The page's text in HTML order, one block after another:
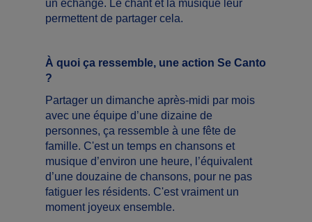
un échange. Le chant et la musique leur
permettent de partager cela.
À quoi ça ressemble, une action Se Canto
?
Partager un dimanche après-midi par mois
avec une équipe d’une dizaine de
personnes, ça ressemble à une fête de
famille. C'est un temps en chansons et
musique d’environ une heure, l’équivalent
d’une douzaine de chansons, pour ne pas
fatiguer les résidents. C'est vraiment un
moment joyeux ensemble.